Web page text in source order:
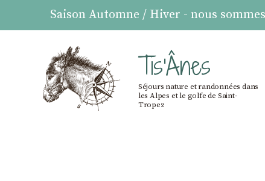
Saison Automne / Hiver - nous
Tis'Ânes
Séjours nature et randonnées dans
les Alpes et le golfe de Saint-
Tropez